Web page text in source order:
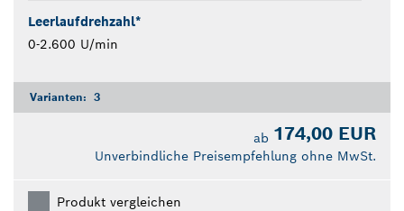
Leerlaufdrehzahl*
0-2.600 U/min
Varianten: 3
ab 174,00 EUR
Unverbindliche Preisempfehlung ohne MwSt.
Produkt vergleichen